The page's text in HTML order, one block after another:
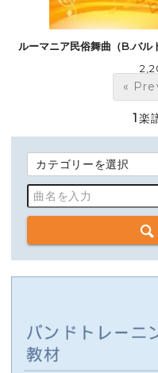
ルーマニア民俗舞曲（B.バル
«
1 楽